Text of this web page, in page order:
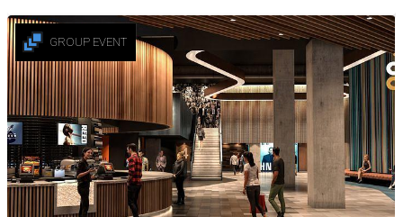
GROUP EVENT